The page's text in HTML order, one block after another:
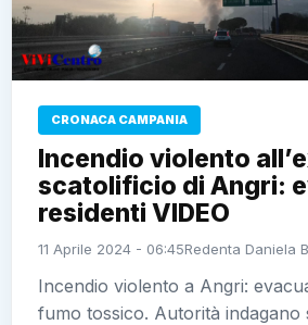
CRONACA CAMPANIA
Incendio violento
scatolificio di Angri:
residenti VIDEO
11 Aprile 2024 - 06:45Redenta Daniela
Incendio violento a Angri:
fumo tossico. Autorità indagano